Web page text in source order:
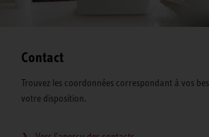
Contact
Trouvez les coordonnées correspondant à vos
votre disposition.